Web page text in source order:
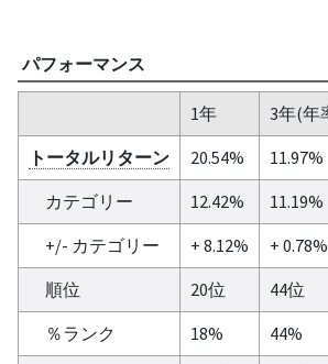
パフォーマンス
1年 3年(年
トータルリターン
20.54% 11.97%
カテゴリー
12.42% 11.19%
+/- カテゴリー
+ 8.12% + 0.78%
順位
20位 44位
％ランク
18% 44%